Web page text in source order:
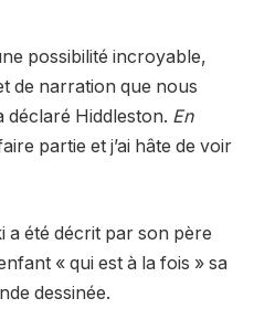
possibilité incroyable,
de narration que nous
déclaré Hiddleston. En
partie et j’ai hâte de voir
a été décrit par son père
« qui est à la fois » sa
dessinée.